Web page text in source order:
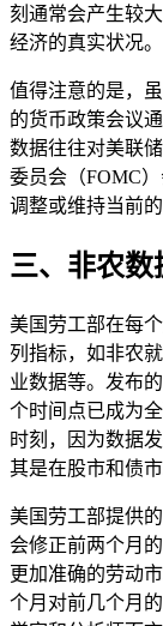
刻通常会产生较
经济的真实状况。
值得注意的是，
的货币政策会议
数据往往对美联
委员会（FOMC
调整或维持当前的
三、非农数
美国劳工部在每
列指标，如非农
业数据等。发布
个时间点已成为
时刻，因为数据
其是在股市和债市
美国劳工部提供
会修正前两个月
更加准确的劳动
个月对前几个月